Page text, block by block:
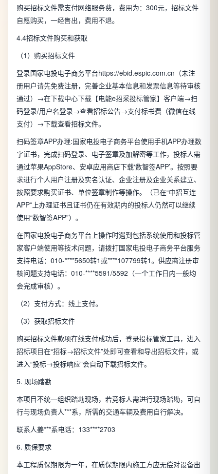
购买招标文件需支付网络服务费，费用为：300元，招标文件
自愿购买，一经售出，费用不退。
4.4招标文件购买和获取
（1）购买招标文件
登录国家电投电子商务平台https://ebid.espic.com.cn（未注
册用户请先免费注册，完善企业基本信息和发票信息等待审核
通过）→在下载中心下载【电能e招采投标管家】客户端→扫
码登录/用户名登录→查看招标公告→支付标书费（微信在线
支付）→下载查看招标文件。
扫码签章APP办理:国家电投电子商务平台使用手机APP办理数
字证书，完成扫码登录、电子签章及加解密等工作，投标人需
通过苹果AppStore、安卓应用商店下载‘数智签APP’。按照要
求进行个人用户注册及实名认证、企业注册及企业关系建立、
按照要求购买证书、单位签章制作等操作。（已在“中招互连
APP”上办理证书且证书仍在有效期内的投标人仍然可以继续
使用“数智签APP”）。
在国家电投电子商务平台上操作时遇到包括系统使用和投标管
家客户端使用等技术问题，请拨打国家电投电子商务平台服务
支持电话：010-****5650转1或****107799转1。供应商注册审
核问题支持电话：010-****5591/5592（一个工作日内一般均
会完成审核）。
（2）支付方式：线上支付。
（3）获取招标文件
购买招标文件款项在线支付成功后，登录投标管家工具，进入
招标项目在“招标→招标文件”处即可查看和导出招标文件，或
进入“投标→投标响应”会自动下载招标文件。
5. 现场踏勘
本项目不统一组织踏勘现场，若竞标人需进行现场踏勘，可自
行与现场负责人***系，所需的交通车辆及费用自行解决。
联系人姜***系电话：133****2703
6. 质保要求
本工程质保期限为一年，在质保期限内施工方应无偿对设备出